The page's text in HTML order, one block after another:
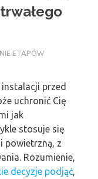
ETAPÓW
przed
uchronić Cię
jak
stosuje się
powietrzną, z
Rozumienie,
decyzje podjąć,